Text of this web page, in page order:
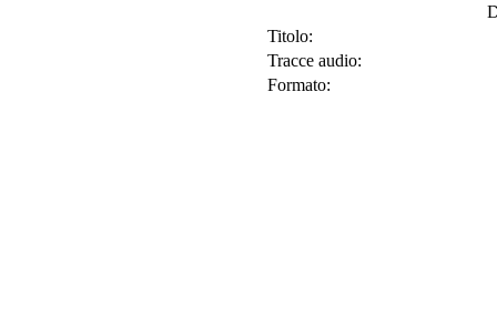
Titolo:
Tracce audio:
Formato: